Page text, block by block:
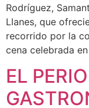
Rodríguez,
Llanes, que
recorrido por la
cena celebrada
EL